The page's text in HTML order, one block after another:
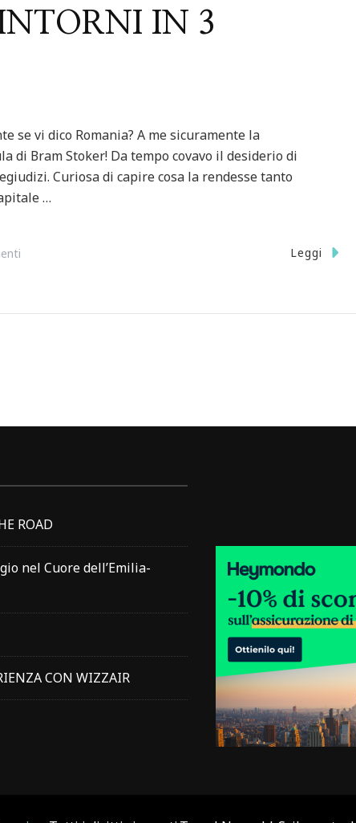
IN 3
se vi dico Romania? A me sicuramente la
di Bram Stoker! Da tempo covavo il desiderio di
Curiosa di capire cosa la rendesse tanto
…
Leggi
ROAD
nel Cuore dell’Emilia-
CON WIZZAIR